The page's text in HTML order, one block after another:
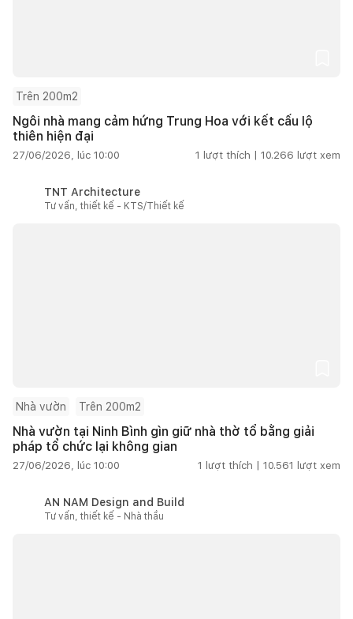
Trên 200m2
Ngôi nhà mang cảm hứng Trung Hoa với kết cấu lộ
thiên hiện đại
27/06/2026, lúc 10:00 1 lượt thích | 10.266 lượt xem
TNT Architecture
Tư vấn, thiết kế - KTS/Thiết kế
Nhà vườn Trên 200m2
Nhà vườn tại Ninh Bình gìn giữ nhà thờ tổ bằng giải
pháp tổ chức lại không gian
27/06/2026, lúc 10:00 1 lượt thích | 10.561 lượt xem
AN NAM Design and Build
Tư vấn, thiết kế - Nhà thầu